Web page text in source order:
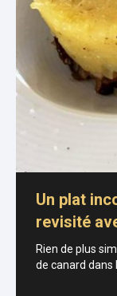
Un plat
revisité
Rien de plus
de canard dans